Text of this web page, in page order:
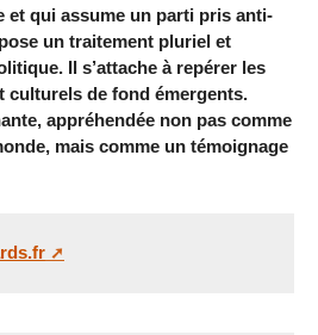
et qui assume un parti pris anti-
un traitement pluriel et
Il s’attache à repérer les
culturels de fond émergents.
appréhendée non pas comme
mais comme un témoignage